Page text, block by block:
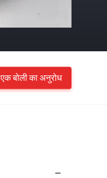
एक बोली का अनुरोध